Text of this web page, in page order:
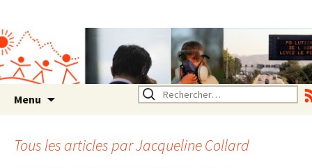
Rhône Alpes
Un environnement sain pour
la santé de tous
Menu Rechercher :
Tous les articles parJacqueline Collard